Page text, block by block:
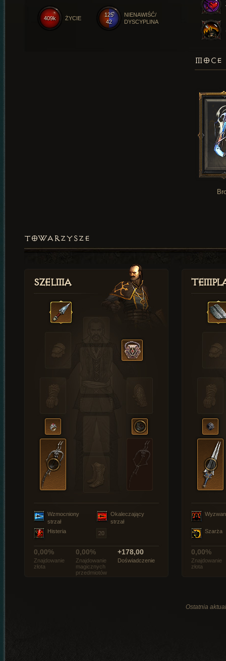
125
42
NIENAWIŚĆ/
DYSCYPLINA
409k ŻYCIE
TOWARZYSZE
Szelma
Wzmocniony
strzał
Okaleczający
strzał
Histeria
0,00%
Znajdowanie
złota
0,00%
Znajdowanie
magicznych
przedmiotów
+178,00
Doświadczenie
Szarża
0,00%
Znajdowanie
złota
Ostatnia